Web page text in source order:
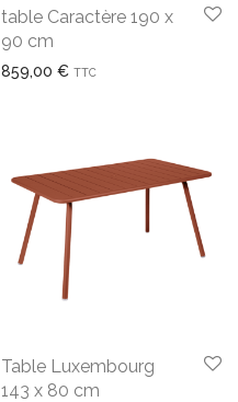
table Caractère 190 x
90 cm
859,00 € TTC
Table Luxembourg
143 x 80 cm